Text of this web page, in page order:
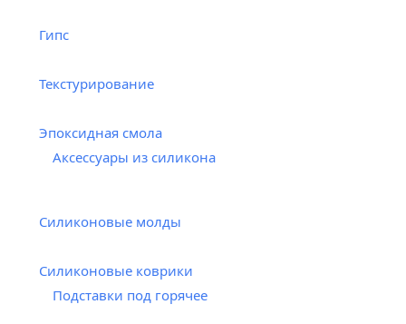
Гипс
Текстурирование
Эпоксидная смола
Аксессуары из силикона
Силиконовые молды
Силиконовые коврики
Подставки под горячее